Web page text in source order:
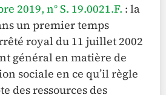
2019, n° S. 19.0021.F. : la
un premier temps
royal du 11 juillet 2002
général en matière de
sociale en ce qu’il règle
des ressources des